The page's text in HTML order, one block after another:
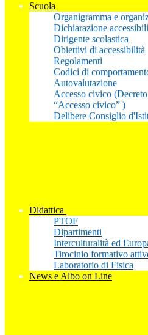
Scuola
Organigramma e
Dichiarazione
Dirigente scolastica
Obiettivi di accessibilità
Regolamenti
Codici di
Autovalutazione
Accesso civico
“Accesso civico” )
Delibere Consiglio
Didattica
PTOF
Dipartimenti
Interculturalità ed
Tirocinio formativo
Laboratorio di Fisica
News e Albo on Line